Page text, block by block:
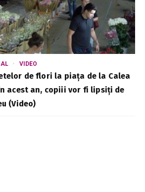
VIDEO
de flori la piața de la Calea
acest an, copiii vor fi lipsiți de
(Video)